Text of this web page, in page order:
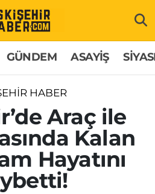
GÜNDEM ASAYİŞ
HABER
Araç ile
Kalan
Hayatını
Yoğunluk Haritası
Durumu ve Fikstür